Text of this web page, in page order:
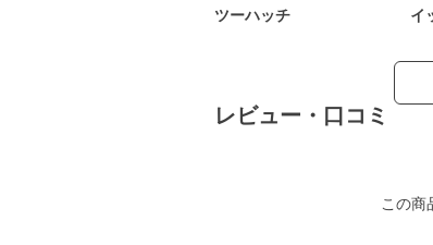
ツーハッチ イ
レビュー・口コミ
この商